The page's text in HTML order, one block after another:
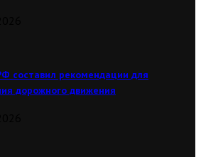
составил рекомендации для
дорожного движения